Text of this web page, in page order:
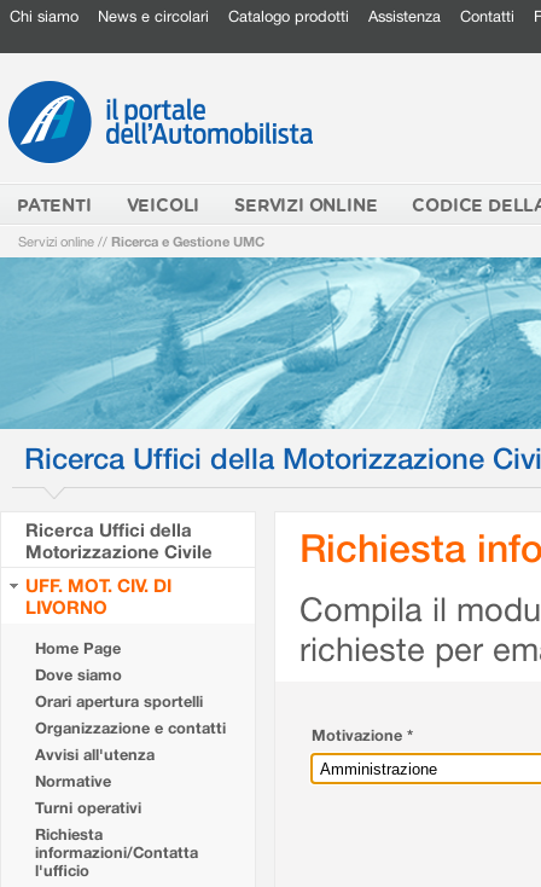
Chi siamo News e circolari Catalogo prodotti Assistenza Contatti
PATENTI VEICOLI SERVIZI ONLINE CODICE
Servizi online // Ricerca e Gestione UMC
Ricerca Uffici della Motorizzazione
Ricerca Uffici della
Motorizzazione Civile
UFF. MOT. CIV. DI
LIVORNO
Home Page
Dove siamo
Orari apertura sportelli
Organizzazione e contatti
Avvisi all'utenza
Normative
Turni operativi
Richiesta
informazioni/Contatta
l'ufficio
Richiesta
Compila il
richieste per
Motivazione *